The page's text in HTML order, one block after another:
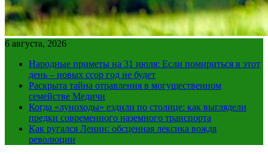
6 августа, 2026
Народные приметы на 31 июля: Если помириться в этот
день – новых ссор год не будет
Раскрыта тайна отравления в могущественном
семействе Медичи
Когда «луноходы» ездили по столице: как выглядели
предки современного наземного транспорта
Как ругался Ленин: обсценная лексика вождя
революции